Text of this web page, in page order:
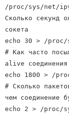
/proc/sys/net/
Сколько секунд
сокета
echo 30 > /
# Как часто
alive соединения
echo 1800 > /
# Сколько
чем соединение
echo 2 > /proc/